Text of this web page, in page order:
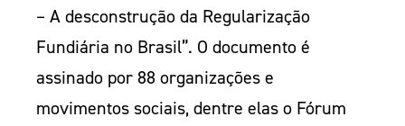
– A desconstrução da Regularização
Fundiária no Brasil”. O documento é
assinado por 88 organizações e
movimentos sociais, dentre elas o Fórum